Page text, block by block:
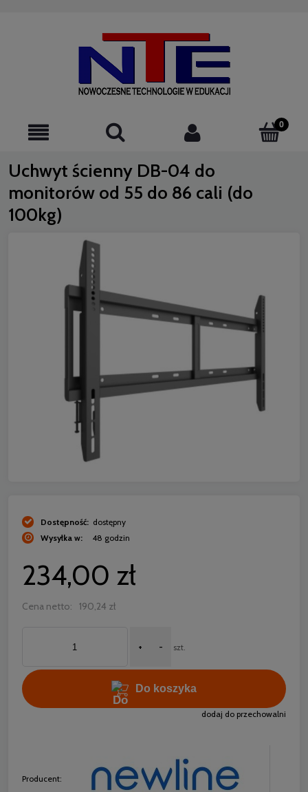
Uchwyt ścienny DB-04 do
monitorów od 55 do 86 cali (do
100kg)
Dostępność: dostępny
Wysyłka w:
48 godzin
234,00 zł
Cena netto: 190,24 zł
+ - szt.
Do koszyka
dodaj do przechowalni
Producent: